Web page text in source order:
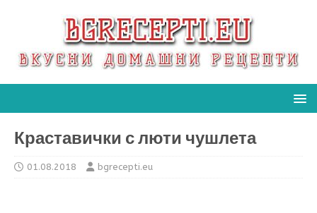
Краставички с люти чушлета
01.08.2018 bgrecepti.eu